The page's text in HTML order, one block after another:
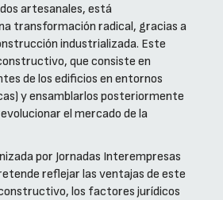
artesanales, está
transformación radical, gracias a
industrializada. Este
que consiste en
de los edificios en entornos
y ensamblarlos posteriormente
el mercado de la
por Jornadas Interempresas
reflejar las ventajas de este
los factores jurídicos